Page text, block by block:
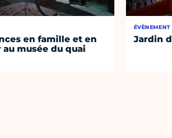
en famille et en
musée du quai
ÉVÈNEMENT
Jardin